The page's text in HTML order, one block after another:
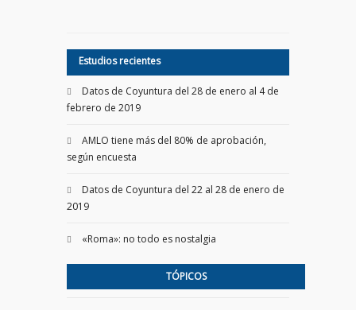
Estudios recientes
Datos de Coyuntura del 28 de enero al 4 de
febrero de 2019
AMLO tiene más del 80% de aprobación,
según encuesta
Datos de Coyuntura del 22 al 28 de enero de
2019
«Roma»: no todo es nostalgia
TÓPICOS